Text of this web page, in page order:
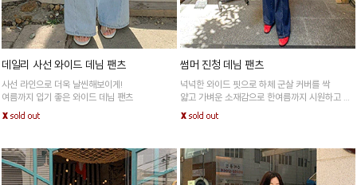
데일리 사선 와이드 데님 팬츠
사선 라인으로 더욱 날씬해보이게!
여름까지 입기 좋은 와이드 데님 팬츠
썸머 진청 데님 팬츠
넉넉한 와이드 핏으로 하체 군살 커버를 싹
얇고 가벼운 소재감으로 한여름까지 시원하고 쾌
적하게!